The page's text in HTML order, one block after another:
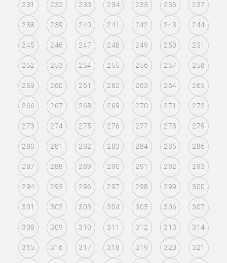
231 232 233 234 235 236 237
238 239 240 241 242 243 244
245 246 247 248 249 250 251
252 253 254 255 256 257 258
259 260 261 262 263 264 265
266 267 268 269 270 271 272
273 274 275 276 277 278 279
280 281 282 283 284 285 286
287 288 289 290 291 292 293
294 295 296 297 298 299 300
301 302 303 304 305 306 307
308 309 310 311 312 313 314
315 316 317 318 319 320 321